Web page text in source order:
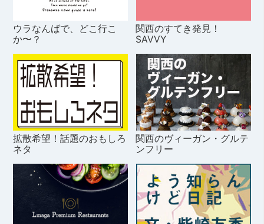
ウラなんばで、どこ行こ
か〜？
関西のすてき発見！
SAVVY
拡散希望！話題のおもしろ
ネタ
関西のヴィーガン・グルテ
ンフリー